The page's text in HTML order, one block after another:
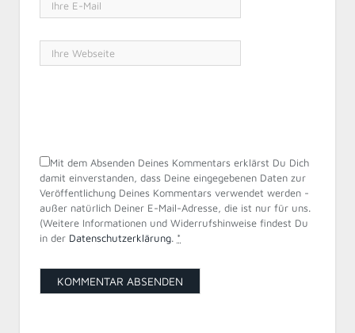
Mit dem Absenden Deines Kommentars erklärst Du Dich
damit einverstanden, dass Deine eingegebenen Daten zur
Veröffentlichung Deines Kommentars verwendet werden -
außer natürlich Deiner E-Mail-Adresse, die ist nur für uns.
(Weitere Informationen und Widerrufshinweise findest Du
in der Datenschutzerklärung. *